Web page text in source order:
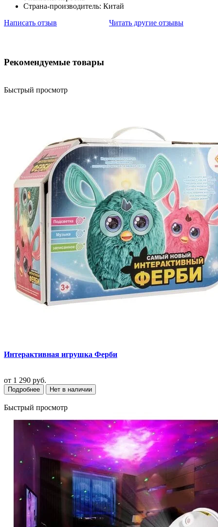
Страна-производитель: Китай
Написать отзыв
Читать другие отзывы
Рекомендуемые товары
Быстрый просмотр
Интерактивная игрушка Ферби
от 1 290 руб.
Подробнее Нет в наличии
Быстрый просмотр